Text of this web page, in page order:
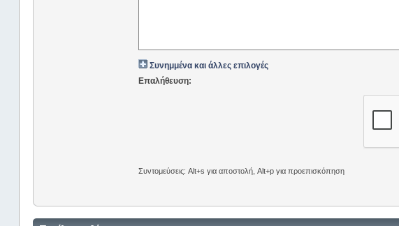
Συνημμένα και άλλες επιλογές
Επαλήθευση:
Συντομεύσεις: Alt+s για αποστολή, Alt+p για προεπισκόπηση